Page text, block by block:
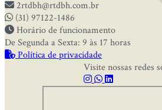
2rtdbh@rtdbh.com.br
(31) 97122-1486
Horário de funcionamento
De Segunda a Sexta: 9 às 17 horas
Política de privacidade
Visite nossas redes